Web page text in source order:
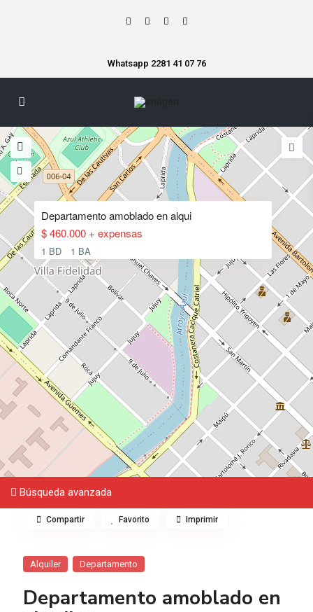
Whatsapp 2281 41 07 76
Departamento amoblado en alqui
$ 460.000 + expensas
1 BD 1 BA
Búsqueda avanzada
Alquiler Departamento
Departamento amoblado en
Compartir Favorito Imprimir